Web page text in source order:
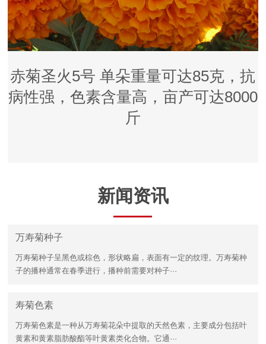
赤菊圣火5号 单朵重量可达85克，抗
病性强，色素含量高，亩产可达8000
斤
新闻资讯
万寿菊种子
万寿菊种子呈黑色或棕色，形状略扁，表面有一定的纹理。万寿菊种
子的播种通常在春季进行，播种前需要对种子···
寿菊色素
万寿菊色素是一种从万寿菊花朵中提取的天然色素，主要成分包括叶
黄素和黄素脂肪酸酯等叶黄素类化合物。它通···